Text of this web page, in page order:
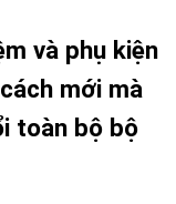
và phụ kiện
mới mà
toàn bộ bộ